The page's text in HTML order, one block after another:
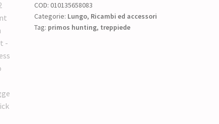
64,00 €.51,20 €.
COD: 010135658083
Categorie: Lungo, Ricambi ed accessori
Tag: primos hunting, treppiede